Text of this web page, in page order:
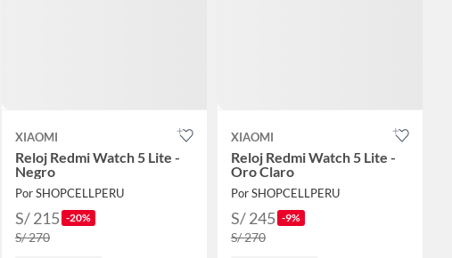
XIAOMI
Reloj Redmi Watch 5 Lite -
Negro
Por SHOPCELLPERU
S/ 215 -20%
S/ 270
XIAOMI
Reloj Redmi Watch 5 Lite -
Oro Claro
Por SHOPCELLPERU
S/ 245 -9%
S/ 270